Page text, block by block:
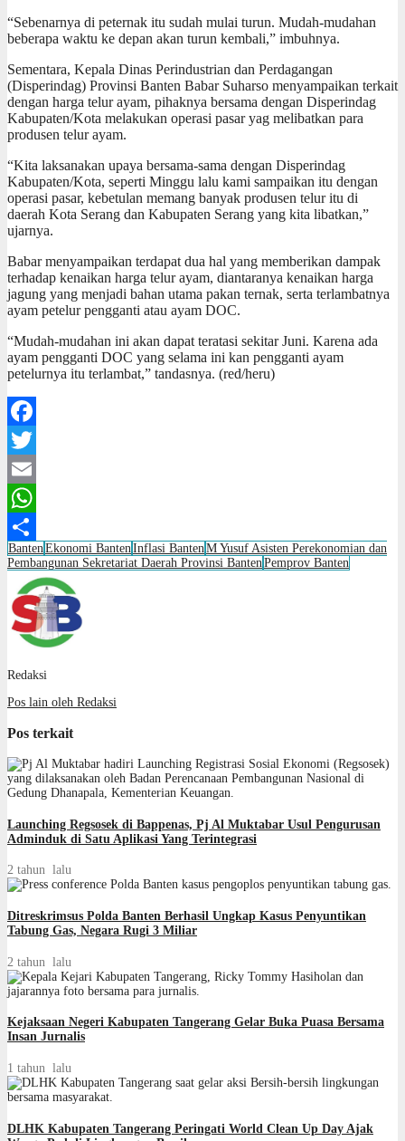
“Sebenarnya di peternak itu sudah mulai turun. Mudah-mudahan
beberapa waktu ke depan akan turun kembali,” imbuhnya.
Sementara, Kepala Dinas Perindustrian dan Perdagangan
(Disperindag) Provinsi Banten Babar Suharso menyampaikan terkait
dengan harga telur ayam, pihaknya bersama dengan Disperindag
Kabupaten/Kota melakukan operasi pasar yag melibatkan para
produsen telur ayam.
“Kita laksanakan upaya bersama-sama dengan Disperindag
Kabupaten/Kota, seperti Minggu lalu kami sampaikan itu dengan
operasi pasar, kebetulan memang banyak produsen telur itu di
daerah Kota Serang dan Kabupaten Serang yang kita libatkan,”
ujarnya.
Babar menyampaikan terdapat dua hal yang memberikan dampak
terhadap kenaikan harga telur ayam, diantaranya kenaikan harga
jagung yang menjadi bahan utama pakan ternak, serta terlambatnya
ayam petelur pengganti atau ayam DOC.
“Mudah-mudahan ini akan dapat teratasi sekitar Juni. Karena ada
ayam pengganti DOC yang selama ini kan pengganti ayam
petelurnya itu terlambat,” tandasnya. (red/heru)
Facebook
Twitter
Email
WhatsApp
Share
Banten Ekonomi Banten Inflasi Banten M Yusuf Asisten Perekonomian dan
Pembangunan Sekretariat Daerah Provinsi Banten Pemprov Banten
Redaksi
Pos lain oleh Redaksi
Pos terkait
Launching Regsosek di Bappenas, Pj Al Muktabar Usul Pengurusan
Adminduk di Satu Aplikasi Yang Terintegrasi
2 tahun lalu
Ditreskrimsus Polda Banten Berhasil Ungkap Kasus Penyuntikan
Tabung Gas, Negara Rugi 3 Miliar
2 tahun lalu
Kejaksaan Negeri Kabupaten Tangerang Gelar Buka Puasa Bersama
Insan Jurnalis
1 tahun lalu
DLHK Kabupaten Tangerang Peringati World Clean Up Day Ajak